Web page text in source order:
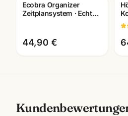
Ecobra Organizer
Zeitplansystem · Echtes
44,90 €